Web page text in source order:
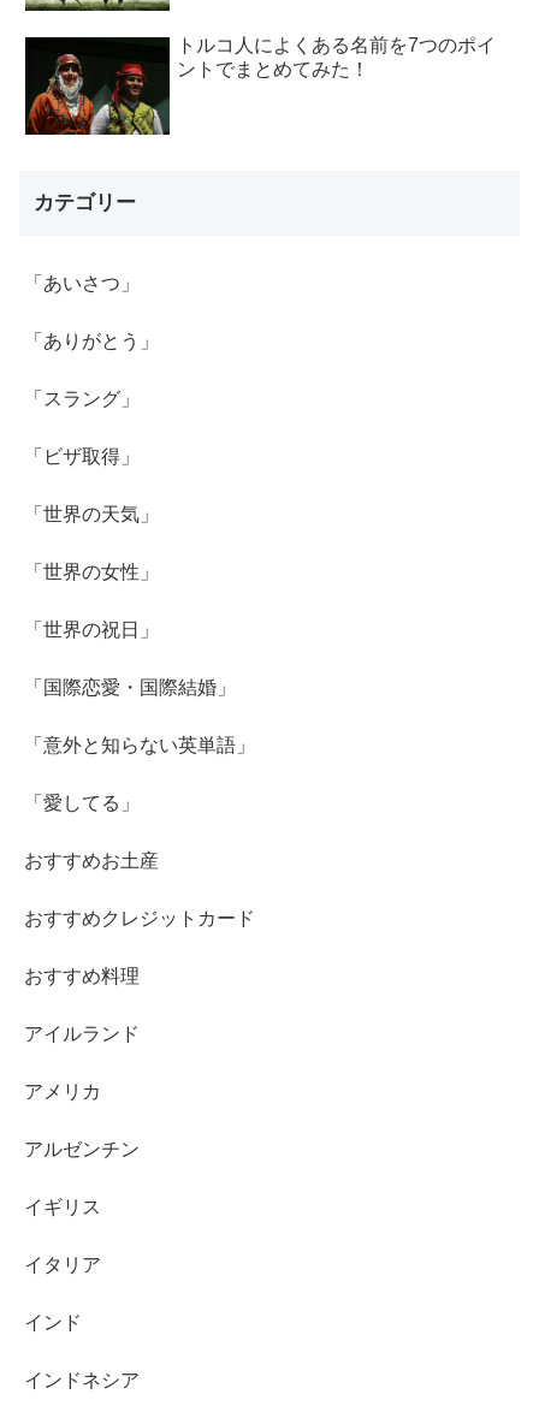
トルコ人によくある名前を7つのポイ
ントでまとめてみた！
カテゴリー
「あいさつ」
「ありがとう」
「スラング」
「ビザ取得」
「世界の天気」
「世界の女性」
「世界の祝日」
「国際恋愛・国際結婚」
「意外と知らない英単語」
「愛してる」
おすすめお土産
おすすめクレジットカード
おすすめ料理
アイルランド
アメリカ
アルゼンチン
イギリス
イタリア
インド
インドネシア